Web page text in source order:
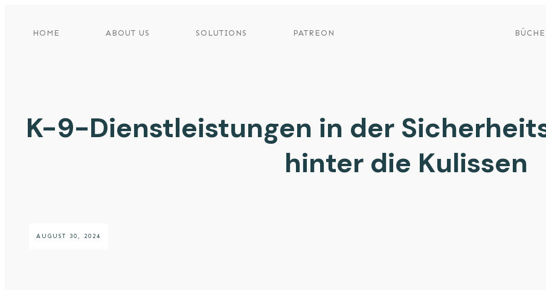
HOME ABOUT US SOLUTIONS PATREON
K-9-Dienstleistungen in der
hinter die Kulissen
AUGUST 30, 2024